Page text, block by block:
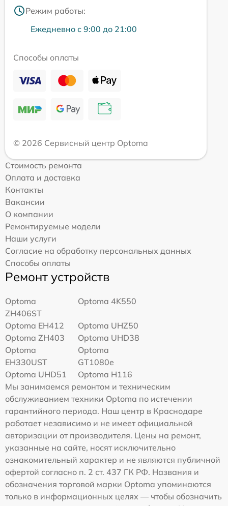
Режим работы:
Ежедневно с 9:00 до 21:00
Способы оплаты
© 2026 Сервисный центр Optoma
Стоимость ремонта
Оплата и доставка
Контакты
Вакансии
О компании
Ремонтируемые модели
Наши услуги
Согласие на обработку персональных данных
Способы оплаты
Ремонт устройств
Optoma
ZH406ST
Optoma 4K550
Optoma EH412
Optoma UHZ50
Optoma ZH403
Optoma UHD38
Optoma
EH330UST
Optoma
GT1080e
Optoma UHD51
Optoma H116
Мы занимаемся ремонтом и техническим
обслуживанием техники Optoma по истечении
гарантийного периода. Наш центр в Краснодаре
работает независимо и не имеет официальной
авторизации от производителя. Цены на ремонт,
указанные на сайте, носят исключительно
ознакомительный характер и не являются публичной
офертой согласно п. 2 ст. 437 ГК РФ. Названия и
обозначения торговой марки Optoma упоминаются
только в информационных целях — чтобы обозначить